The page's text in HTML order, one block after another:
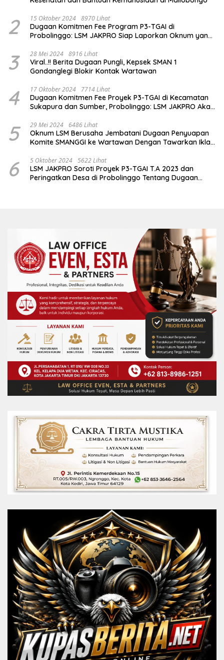
2 15 Oktober 2024 8970 Lihat
Dugaan Komitmen Fee Program P3-TGAI di
Probolinggo: LSM JAKPRO Siap Laporkan Oknum yang
3 28 Mei 2024 8916 Lihat
Viral..!! Berita Dugaan Pungli, Kepsek SMAN 1
Gondanglegi Blokir Kontak Wartawan
4 17 Oktober 2024 7714 Lihat
Dugaan Komitmen Fee Proyek P3-TGAI di Kecamatan
Sukapura dan Sumber, Probolinggo: LSM JAKPRO Akan
5 29 Mei 2024 6486 Lihat
Oknum LSM Berusaha Jembatani Dugaan Penyuapan
Komite SMANGGI ke Wartawan Dengan Tawarkan Iklan
6 5 Oktober 2024 5622 Lihat
LSM JAKPRO Soroti Proyek P3-TGAI T.A 2023 dan
Peringatkan Desa di Probolinggo Tentang Dugaan